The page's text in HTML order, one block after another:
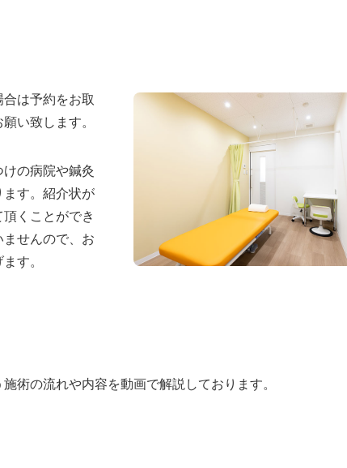
は予約をお取
い致します。
の病院や鍼灸
す。紹介状が
くことができ
せんので、お
す。
術の流れや内容を動画で解説しております。